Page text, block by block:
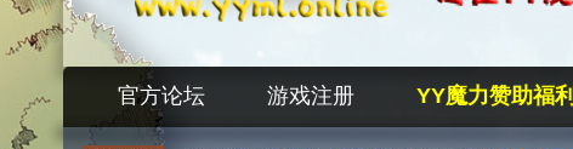
官方论坛 游戏注册 YY魔力赞助福利